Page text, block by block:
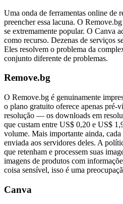
Uma onda de ferramentas online de
preencher essa lacuna. O
se extremamente popular. O Canva
como recurso. Dezenas de serviços
Eles resolvem o problema da
conjunto diferente de problemas.
Remove.bg
O Remove.bg é genuinamente
o plano gratuito oferece apenas pré-
resolução — os downloads em
que custam entre US$ 0,20 e US$
volume. Mais importante ainda,
enviada aos servidores deles. A
que retenham e processem suas
imagens de produtos com
coisa sensível, isso é uma
Canva